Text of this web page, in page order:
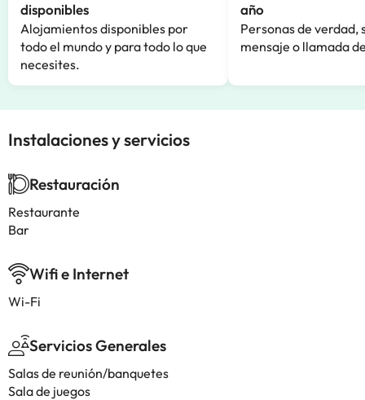
disponibles
Alojamientos disponibles por
todo el mundo y para todo lo que
necesites.
año
Personas de verdad,
mensaje o llamada
Instalaciones y servicios
Restauración
Restaurante
Bar
Wifi e Internet
Wi-Fi
Servicios Generales
Salas de reunión/banquetes
Sala de juegos